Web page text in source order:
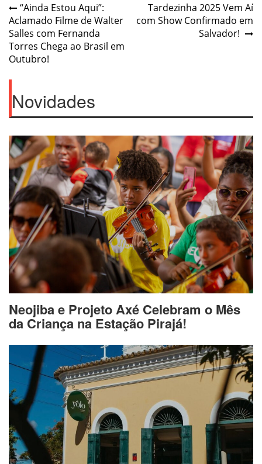
Post
navigation
“Ainda Estou Aqui”:
Aclamado Filme de Walter
Salles com Fernanda
Torres Chega ao Brasil em
Outubro!
Tardezinha 2025 Vem Aí
com Show Confirmado em
Salvador!
Novidades
Neojiba e Projeto Axé Celebram o Mês
da Criança na Estação Pirajá!